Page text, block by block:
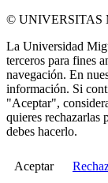
© UNIVERSITAS
La Universidad
terceros para fines
navegación. En
información. Si
"Aceptar",
quieres rechazarlas
debes hacerlo.
Aceptar